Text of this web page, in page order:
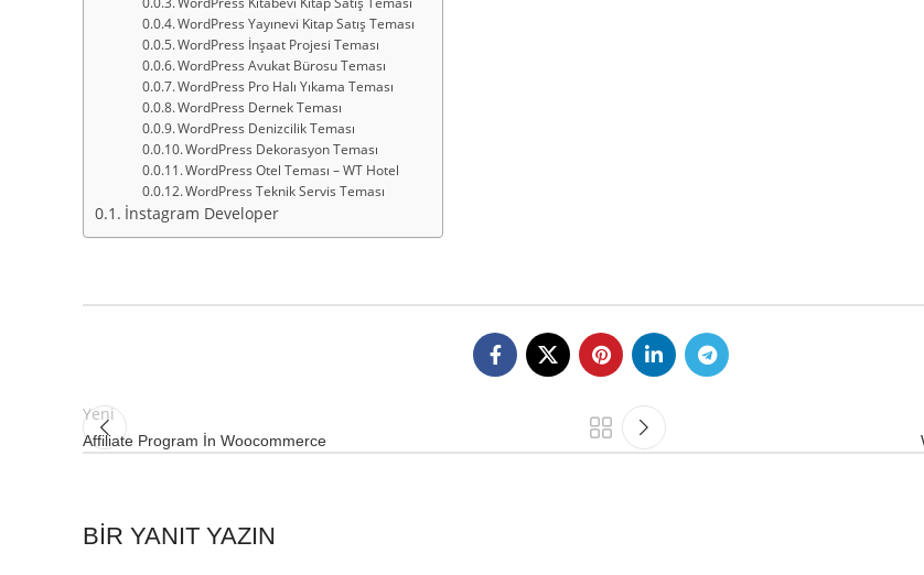
WordPress Yayınevi Kitap Satış Teması
WordPress İnşaat Projesi Teması
WordPress Avukat Bürosu Teması
WordPress Pro Halı Yıkama Teması
WordPress Dernek Teması
WordPress Denizcilik Teması
WordPress Dekorasyon Teması
WordPress Otel Teması – WT Hotel
WordPress Teknik Servis Teması
İnstagram Developer
Yeni
Affiliate Program İn Woocommerce
BIR YANIT YAZIN